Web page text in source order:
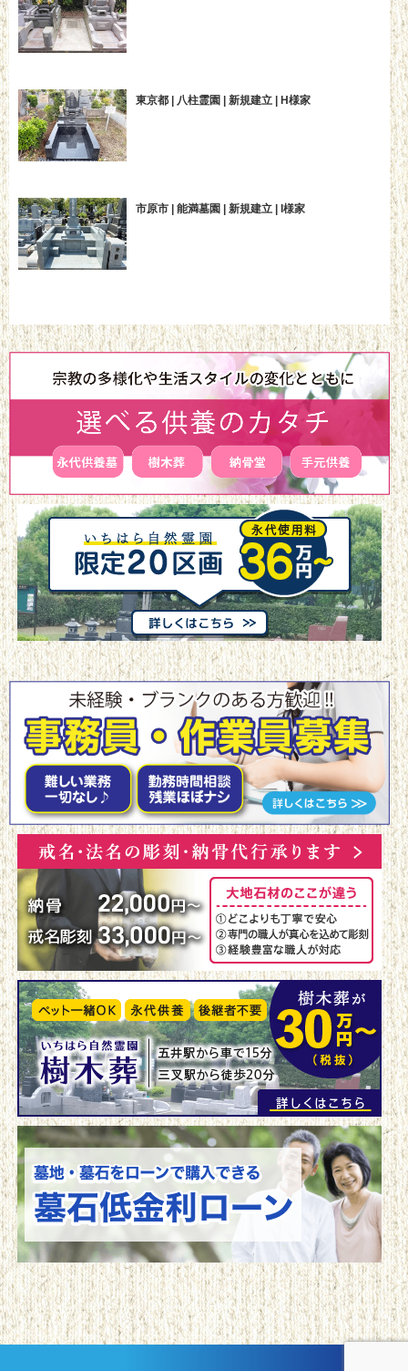
東京都 | 八柱霊園 | 新規建立 | H様家
市原市 | 能満墓園 | 新規建立 | I様家